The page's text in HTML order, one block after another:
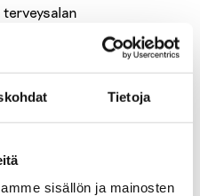
Tietoja
sisällön ja mainosten
toisen ammattilaisen
myös yrityksiä tai
päihteet haittaavat